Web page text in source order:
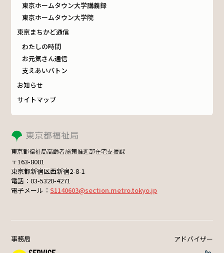
東京ホームタウン大学講義録
東京ホームタウン大学院
東京まちかど通信
わたしの時間
お元気さん通信
支えあいバトン
お知らせ
サイトマップ
東京都福祉局高齢者施策推進部在宅支援課
〒163-8001
東京都新宿区西新宿2-8-1
電話：03-5320-4271
電子メール： S1140603@section.metro.tokyo.jp
事務局 アドバイザー